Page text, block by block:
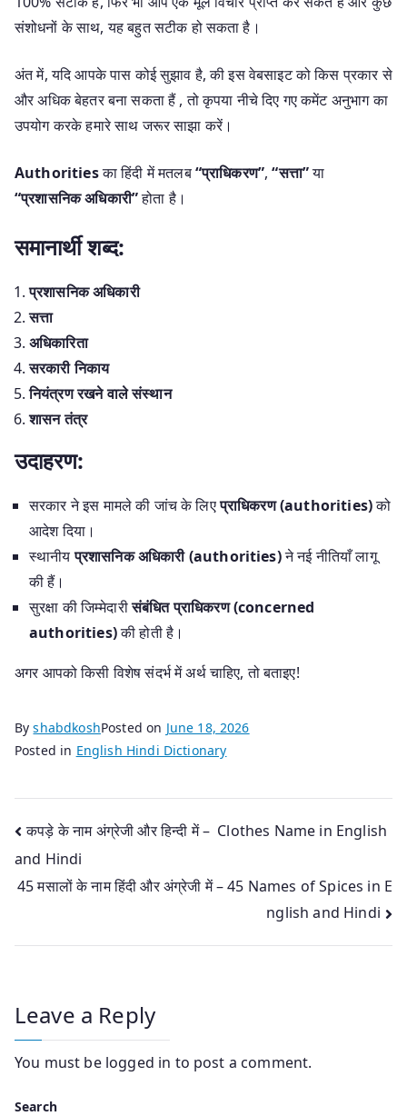
संशोधनों के साथ, यह बहुत सटीक हो सकता है।
अंत में, यदि आपके पास कोई सुझाव है, की इस वेबसाइट को किस प्रकार से
और अधिक बेहतर बना सकता हैं , तो कृपया नीचे दिए गए कमेंट अनुभाग का
उपयोग करके हमारे साथ जरूर साझा करें।
Authoritiesका हिंदी में मतलब“प्राधिकरण”,“सत्ता”या
“प्रशासनिक अधिकारी”होता है।
समानार्थी शब्द:
प्रशासनिक अधिकारी
सत्ता
अधिकारिता
सरकारी निकाय
नियंत्रण रखने वाले संस्थान
शासन तंत्र
उदाहरण:
सरकार ने इस मामले की जांच के लिएप्राधिकरण (authorities)को
आदेश दिया।
स्थानीयप्रशासनिक अधिकारी (authorities)ने नई नीतियाँ लागू
की हैं।
सुरक्षा की जिम्मेदारीसंबंधित प्राधिकरण (concerned
authorities)की होती है।
अगर आपको किसी विशेष संदर्भ में अर्थ चाहिए, तो बताइए!
ByshabdkoshPosted on June 18, 2026
Posted in English Hindi Dictionary
Post
navigation
कपड़े के नाम अंग्रेजी और हिन्‍दी में – Clothes Name in English
and Hindi
45 मसालों के नाम हिंदी और अंग्रेजी में – 45 Names of Spices in E
nglish and Hindi
Leave a Reply
You must be logged in to post a comment.
Search